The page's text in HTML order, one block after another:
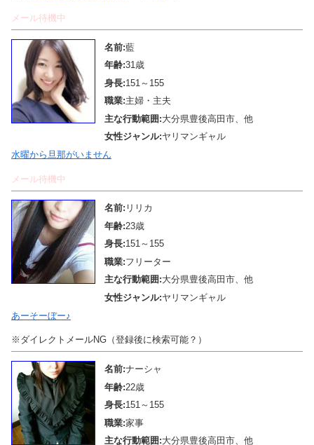
メール待機中
名前:藍
年齢:31歳
身長:151～155
職業:主婦・主夫
主な行動範囲:大分県豊後高田市、他
女性ジャンル:ヤリマンギャル
水曜から旦那がいません
メール待機中
名前: リリカ
年齢:23歳
身長:151～155
職業:フリーター
主な行動範囲:大分県豊後高田市、他
女性ジャンル:ヤリマンギャル
あーそーぼー♪
※ダイレクトメールNG（登録後に検索可能？）
名前:ナーシャ
年齢:22歳
身長:151～155
職業:家事
主な行動範囲:大分県豊後高田市、他